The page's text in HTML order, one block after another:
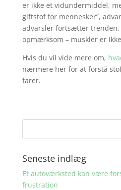
er ikke et vidundermiddel,
giftstof for mennesker”,
advarsler fortsætter
opmærksom – muskler er
Hvis du vil vide mere om,
nærmere her for at forstå
farer.
Seneste indlæg
Et autoværksted kan være
frustration